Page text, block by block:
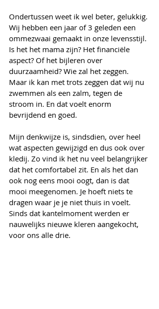
Ondertussen weet ik wel beter, gelukkig.
Wij hebben een jaar of 3 geleden een
ommezwaai gemaakt in onze levensstijl.
Is het het mama zijn? Het financiële
aspect? Of het bijleren over
duurzaamheid? Wie zal het zeggen.
Maar ik kan met trots zeggen dat wij nu
zwemmen als een zalm, tegen de
stroom in. En dat voelt enorm
bevrijdend en goed.
Mijn denkwijze is, sindsdien, over heel
wat aspecten gewijzigd en dus ook over
kledij. Zo vind ik het nu veel belangrijker
dat het comfortabel zit. En als het dan
ook nog eens mooi oogt, dan is dat
mooi meegenomen. Je hoeft niets te
dragen waar je je niet thuis in voelt.
Sinds dat kantelmoment werden er
nauwelijks nieuwe kleren aangekocht,
voor ons alle drie.